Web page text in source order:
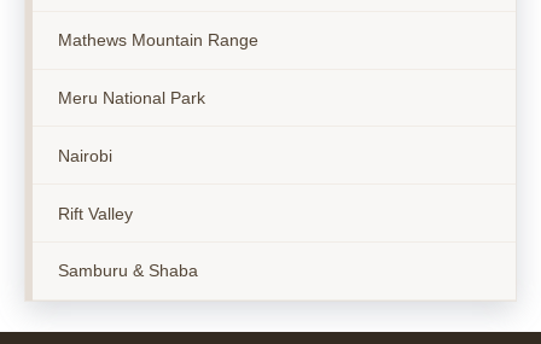
Mathews Mountain Range
Meru National Park
Nairobi
Rift Valley
Samburu & Shaba